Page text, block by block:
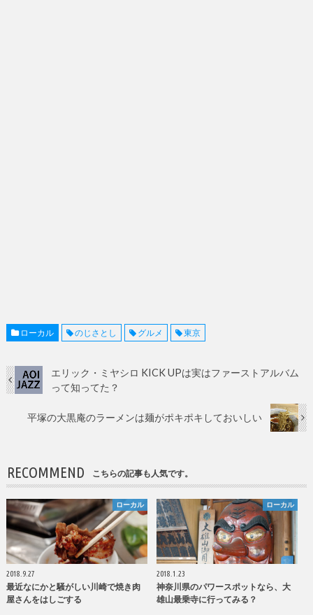
ローカル のじさとし グルメ 東京
エリック・ミヤシロ KICK UPは実はファーストアルバム
って知ってた？
平塚の大黒庵のラーメンは麺がポキポキしておいしい
RECOMMEND こちらの記事も人気です。
ローカル
2018.9.27
最近なにかと騒がしい川崎で焼き肉
屋さんをはしごする
ローカル
2018.1.23
神奈川県のパワースポットなら、大
雄山最乗寺に行ってみる？